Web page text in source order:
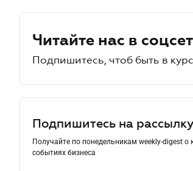
Читайте нас в
Подпишитесь, чтоб быть в
Подпишитесь на рассылку
Получайте по понедельникам weekly-digest о
событиях бизнеса